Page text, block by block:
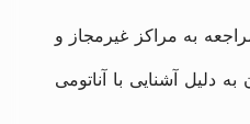
به مراکز غیرمجاز و
دلیل آشنایی با آناتومی